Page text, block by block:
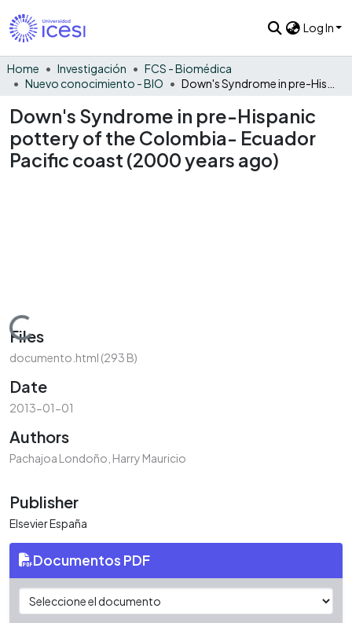
Log In
Home Investigación
FCS - Biomédica
Nuevo conocimiento - BIO
Down's Syndrome in pre-Hispanic
pottery of the Colombia- Ecuador
Pacific coast (2000 years ago)
Loading...
Files
documento.html (293 B)
Date
2013-01-01
Authors
Pachajoa Londoño, Harry Mauricio
Publisher
Elsevier España
Documentos PDF